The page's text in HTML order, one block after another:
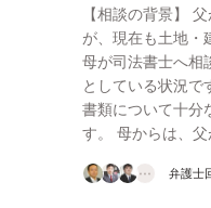
【相談の背景】
が、現在も土地・
母が司法書士へ相
としている状況
書類について十分
す。 母からは、父が亡くなる前に「母へ託す」という
弁護士